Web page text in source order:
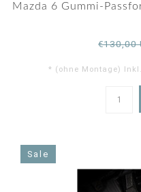
Mazda 6 Gummi-
€130,00
* (ohne Montage)
Sale